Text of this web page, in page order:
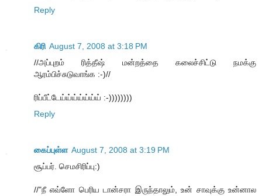
Reply
கிரி August 7, 2008 at 3:18 PM
//அப்புறம் ரித்தீஷ் மன்றத்தை கலைச்சிட்டு நமக்கு
ஆரம்பிச்சுடுவாங்க :-)//
ரிப்பீட்டேய்ய்ய்ய்ய்ய்ய் :-))))))))
Reply
கைப்புள்ள August 7, 2008 at 3:19 PM
சூப்பர். செமசிரிப்பு:)
//"நீ எவ்ளோ பெரிய டான்சரா இருந்தாலும், உன் சாவுக்கு உன்னால